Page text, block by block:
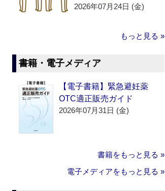
2026年07月24日 (金)
もっと見る »
書籍・電子メディア
【電子書籍】緊急避妊薬
OTC適正販売ガイド
2026年07月31日 (金)
書籍をもっと見る »
電子メディアをもっと見る »